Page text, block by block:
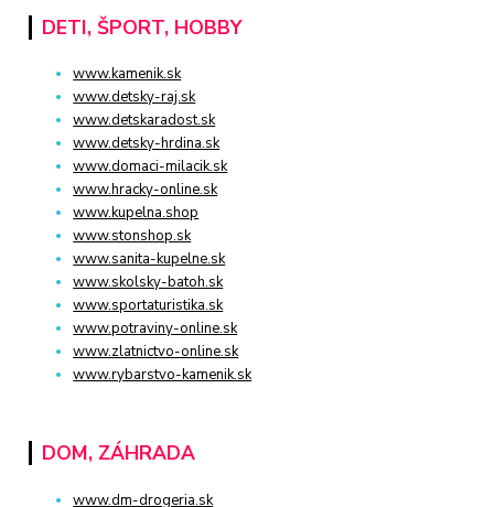
DETI, ŠPORT, HOBBY
www.kamenik.sk
www.detsky-raj.sk
www.detskaradost.sk
www.detsky-hrdina.sk
www.domaci-milacik.sk
www.hracky-online.sk
www.kupelna.shop
www.stonshop.sk
www.sanita-kupelne.sk
www.skolsky-batoh.sk
www.sportaturistika.sk
www.potraviny-online.sk
www.zlatnictvo-online.sk
www.rybarstvo-kamenik.sk
DOM, ZÁHRADA
www.dm-drogeria.sk